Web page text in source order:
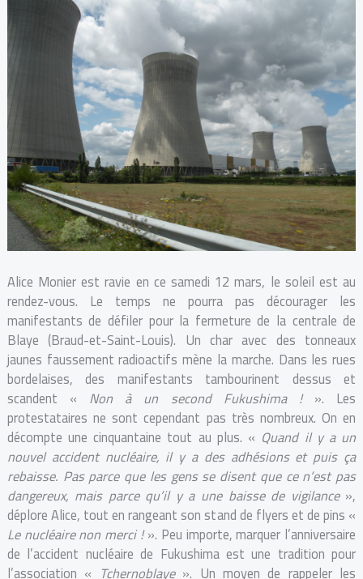
Alice Monier est ravie en ce samedi 12 mars, le soleil est au
rendez-vous. Le temps ne pourra pas décourager les
manifestants de défiler pour la fermeture de la centrale de
Blaye (Braud-et-Saint-Louis). Un char avec des tonneaux
jaunes faussement radioactifs mène la marche. Dans les rues
bordelaises, des manifestants tambourinent dessus et
scandent « Non à un second Fukushima !». Les
protestataires ne sont cependant pas très nombreux. On en
décompte une cinquantaine tout au plus. « Quand il y a un
nouvel accident nucléaire, il y a des adhésions et puis ça
rebaisse. Pas parce que les gens se disent que ce n’est pas
dangereux, mais parce qu’il y a une baisse de vigilance»,
déplore Alice, tout en rangeant son stand de flyers et de pins «
Le nucléaire non merci !». Peu importe, marquer l’anniversaire
de l’accident nucléaire de Fukushima est une tradition pour
l’association « Tchernoblaye». Un moyen de rappeler les